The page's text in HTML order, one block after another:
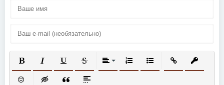
ПОЛУЖИРНЫЙ
КУРСИВПОДЧЕРКНУТЫЙ
ЗАЧЕРКНУТЫЙВЫРАВНИВАНИЕ
НУМЕРОВАННЫЙ СПИСОК
МАРКИРОВАННЫЙ
ВСТАВИТЬ